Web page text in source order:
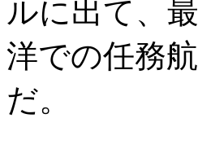
ルに出て、
洋での任務
だ。